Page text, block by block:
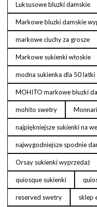
Luksusowe bluzki damskie
Markowe bluzki damskie
markowe ciuchy za grosze
Markowe sukienki włoskie
modna sukienka dla 50 latki
MOHITO markowe bluzki
mohito swetry
najpiękniejsze sukienki na
najwygodniejsze spodnie
Orsay sukienki wyprzedaż
quiosque sukienki
reserved swetry sklep